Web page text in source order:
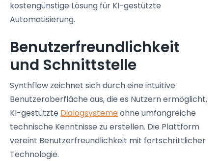
kostengünstige Lösung für KI-gestützte
Automatisierung.
Benutzerfreundlichkeit
und Schnittstelle
Synthflow zeichnet sich durch eine intuitive
Benutzeroberfläche aus, die es Nutzern ermöglicht,
KI-gestützte Dialogsystemeohne umfangreiche
technische Kenntnisse zu erstellen. Die Plattform
vereint Benutzerfreundlichkeit mit fortschrittlicher
Technologie.